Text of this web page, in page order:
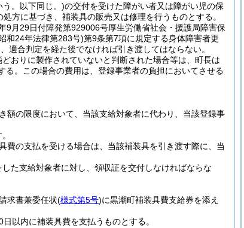
う。以下同じ。)の交付を受けた障がい者又は障がい児の保
方に基づき、補装具の販売又は修理を行うものとする。
9月29日付障発第929006号厚生労働省社会・援護局障害保
和24年法律第283号)第9条第7項に規定する身体障害者更
合判定を経た後でなければ引き渡してはならない。
おりに製作されていないと判断された場合等は、町長は
。
この場合の費用は、登録事業者の負担においてさせる
額の限度において、当該支給対象者に代わり、当該登録事
費の支払を受ける場合は、当該補装具を引き渡す際に、当
た支給対象者に対し、領収証を交付しなければならな
求書兼委任状(様式第5号)に黒潮町補装具費支給券を添え
以内に補装具費を支払うものとする。